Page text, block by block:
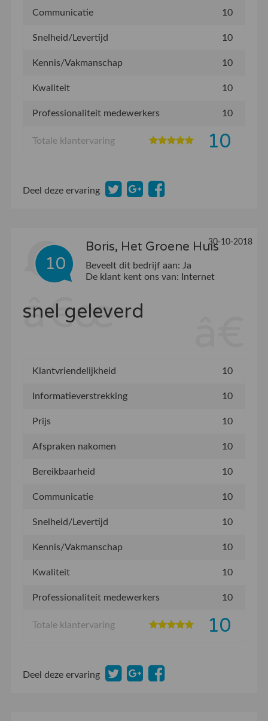
Communicatie 10
Snelheid/Levertijd 10
Kennis/Vakmanschap 10
Kwaliteit 10
Professionaliteit medewerkers 10
Totale klantervaring 10
Deel deze ervaring
10
Boris, Het Groene Huis30-10-2018
Beveelt dit bedrijf aan: Ja
De klant kent ons van:
Internet
snel geleverd
Klantvriendelijkheid 10
Informatieverstrekking 10
Prijs 10
Afspraken nakomen 10
Bereikbaarheid 10
Communicatie 10
Snelheid/Levertijd 10
Kennis/Vakmanschap 10
Kwaliteit 10
Professionaliteit medewerkers 10
Totale klantervaring 10
Deel deze ervaring